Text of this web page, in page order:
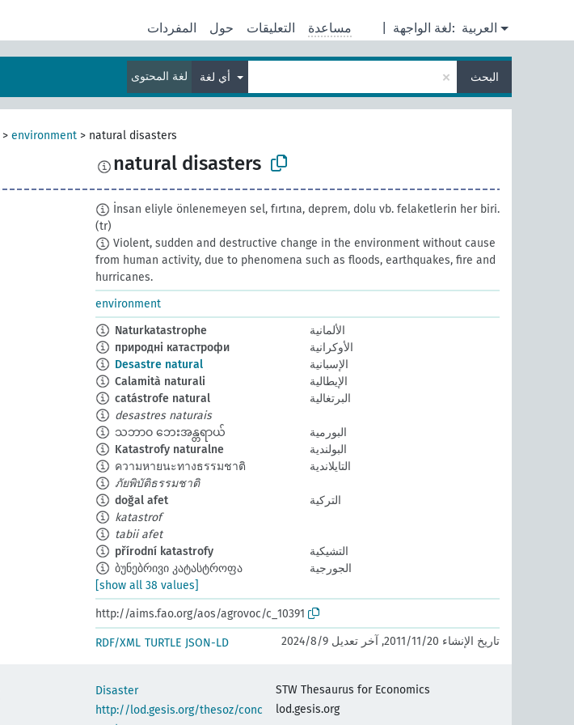
لغة الواجهة: العربية المفردات حول التعليقات مساعدة
لغة المحتوى × البحث
> environment > natural disasters
natural disasters
İnsan eliyle önlenemeyen sel, fırtına, deprem, dolu vb. felaketlerin her biri.
(tr)
Violent, sudden and destructive change in the environment without cause
from human activity, due to phenomena such as floods, earthquakes, fire and
hurricanes.
environment
Naturkatastrophe
الألمانية
природні катастрофи
الأوكرانية
Desastre natural
الإسبانية
Calamità naturali
الإيطالية
catástrofe natural
البرتغالية
desastres naturais
သဘာဝ ဘေးအန္တရာယ်
البورمية
Katastrofy naturalne
البولندية
ความหายนะทางธรรมชาติ
التايلاندية
ภัยพิบัติธรรมชาติ
doğal afet
التركية
katastrof
tabii afet
přírodní katastrofy
التشيكية
ბუნებრივი კატასტროფა
الجورجية
[show all 38 values]
http://aims.fao.org/aos/agrovoc/c_10391
RDF/XML TURTLE JSON-LD تاريخ الإنشاء 20‏/11‏/2011, آخر تعديل 9‏/8‏/2024
Disaster
STW Thesaurus for Economics
http://lod.gesis.org/thesoz/conc
lod.gesis.org